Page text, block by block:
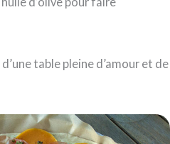
table pleine d’amour et de